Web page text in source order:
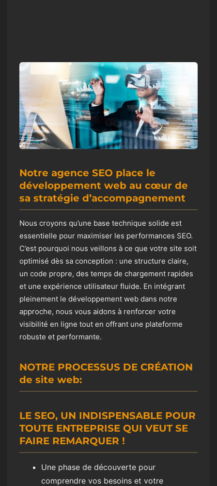
Notre agence SEO place le
développement web au cœur de
sa stratégie d’accompagnement
Nous croyons qu’une base technique solide est
essentielle pour maximiser les performances SEO.
C’est pourquoi nous veillons à ce que votre site soit
optimisé dès sa conception : une structure claire,
un code propre, des temps de chargement rapides
et une expérience utilisateur fluide. En intégrant
pleinement le développement web dans notre
approche, nous vous aidons à renforcer votre
visibilité en ligne tout en offrant une plateforme
robuste et performante.
NOTRE PROCESSUS DE CRÉATION
de site web:
LE SEO, UN INDISPENSABLE POUR
TOUTE ENTREPRISE QUI VEUT SE
FAIRE REMARQUER !
Une phase de découverte pour
comprendre vos besoins et votre